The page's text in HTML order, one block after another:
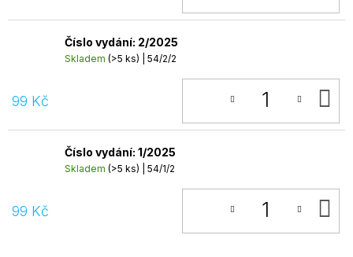
Číslo vydání: 2/2025
Skladem (>5 ks) | 54/2/2
99 Kč
Číslo vydání: 1/2025
Skladem (>5 ks) | 54/1/2
99 Kč